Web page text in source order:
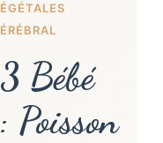
Bébé